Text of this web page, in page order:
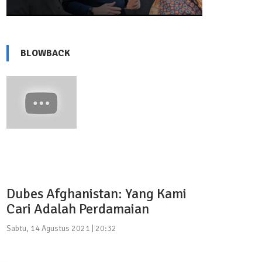
BLOWBACK
Dubes Afghanistan: Yang Kami
Cari Adalah Perdamaian
Sabtu, 14 Agustus 2021 | 20:32